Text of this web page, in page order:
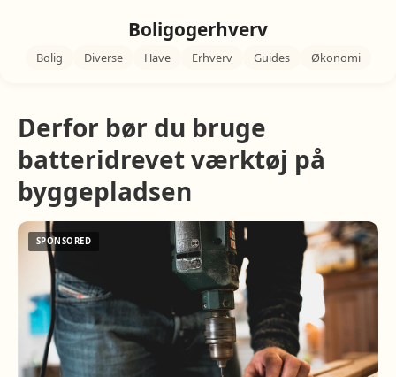
Boligogerhverv
Bolig Diverse Have Erhverv Guides Økonomi
Derfor bør du bruge
batteridrevet værktøj på
byggepladsen